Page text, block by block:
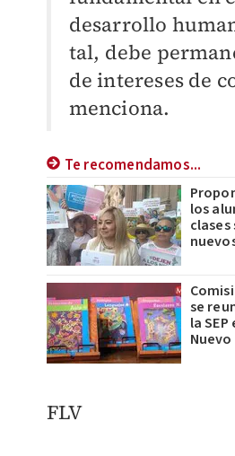
desarrollo
tal, debe
de intereses de
menciona.
Te recomendamos...
los
se
la
FLV